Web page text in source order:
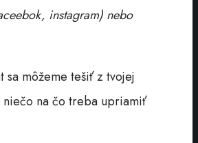
instagram) nebo
sa môžeme tešiť z tvojej
niečo na čo treba upriamiť